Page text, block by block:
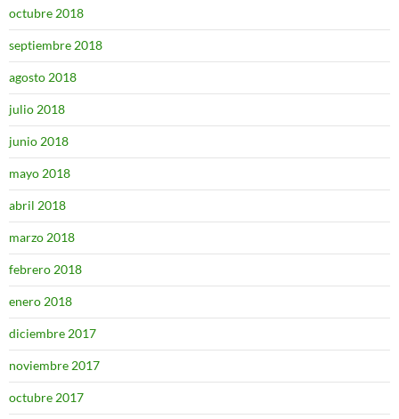
octubre 2018
septiembre 2018
agosto 2018
julio 2018
junio 2018
mayo 2018
abril 2018
marzo 2018
febrero 2018
enero 2018
diciembre 2017
noviembre 2017
octubre 2017